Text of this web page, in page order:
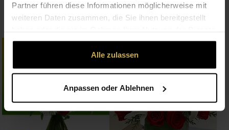
Partner führen diese Informationen möglicherweise mit
weiteren Daten zusammen, die Sie ihnen bereitgestellt
gesammelt haben.
Alle zulassen
Anpassen oder Ablehnen
Hand Tied Bouquet
ab 85,00 €